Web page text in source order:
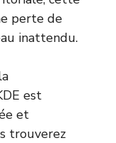
perte de
inattendu.
est
et
trouverez